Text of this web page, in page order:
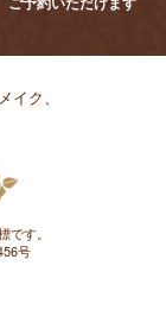
ク、
です。
号